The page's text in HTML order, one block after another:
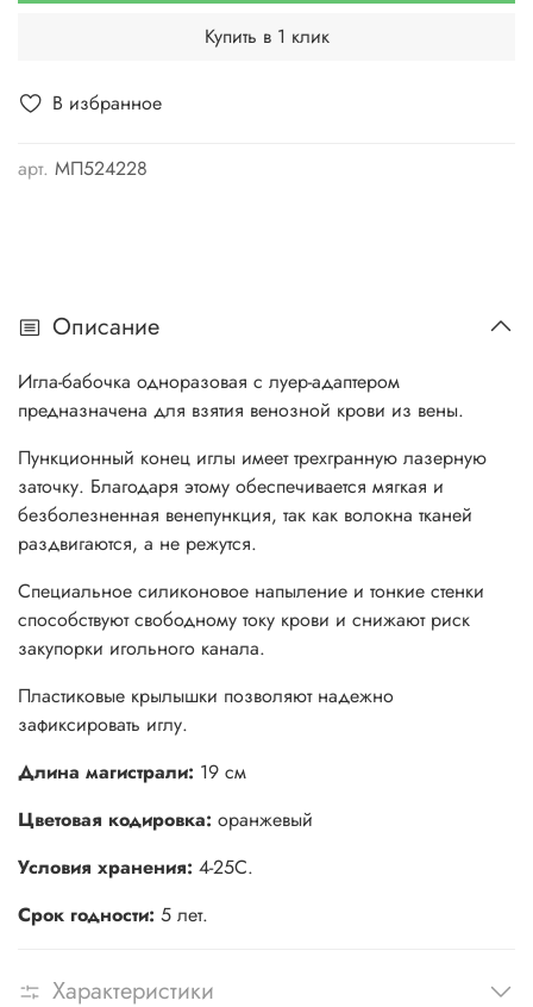
В избранное
арт. МП524228
Купить в 1 клик
Описание
Игла-бабочка одноразовая с луер-адаптером
предназначена для взятия венозной крови из вены.
Пункционный конец иглы имеет трехгранную лазерную
заточку. Благодаря этому обеспечивается мягкая и
безболезненная венепункция, так как волокна тканей
раздвигаются, а не режутся.
Специальное силиконовое напыление и тонкие стенки
способствуют свободному току крови и снижают риск
закупорки игольного канала.
Пластиковые крылышки позволяют надежно
зафиксировать иглу.
Длина магистрали: 19 см
Цветовая кодировка: оранжевый
Условия хранения: 4-25С.
Срок годности: 5 лет.
Характеристики